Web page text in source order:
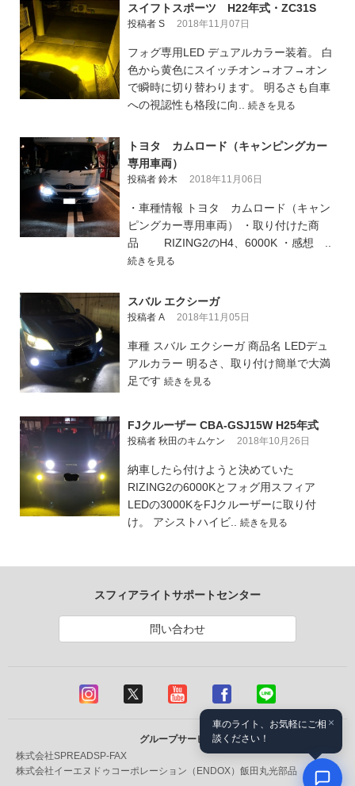
スイフトスポーツ H22年式・ZC31S
投稿者 S 2018年11月07日
フォグ専用LED デュアルカラー装着。 白
色から黄色にスイッチオン→オフ→オン
で瞬時に切り替わります。 明るさも自車
への視認性も格段に向.. 続きを見る
トヨタ カムロード（キャンピングカー
専用車両）
投稿者 鈴木 2018年11月06日
・車種情報 トヨタ カムロード（キャン
ピングカー専用車両） ・取り付けた商
品 RIZING2のH4、6000K ・感想 ..
続きを見る
スバル エクシーガ
投稿者 A 2018年11月05日
車種 スバル エクシーガ 商品名 LEDデュ
アルカラー 明るさ、取り付け簡単で大満
足です 続きを見る
FJクルーザー CBA-GSJ15W H25年式
投稿者 秋田のキムケン 2018年10月26日
納車したら付けようと決めていた
RIZING2の6000Kとフォグ用スフィア
LEDの3000KをFJクルーザーに取り付
け。 アシストハイビ.. 続きを見る
スフィアライトサポートセンター
問い合わせ
グループサービス
株式会社SPREADSP-FAX
株式会社イーエヌドゥコーポレーション（ENDOX） 飯田丸光部品
×
車のライト、お気軽にご相
談ください！